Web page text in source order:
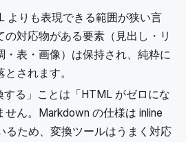
よりも表現できる範囲が狭い言
の対応物がある要素（見出し・リ
・表・画像）は保持され、純粋に
されます。
する」ことは「HTML がゼロにな
せん。Markdown の仕様は inline
るため、変換ツールはうまく対応